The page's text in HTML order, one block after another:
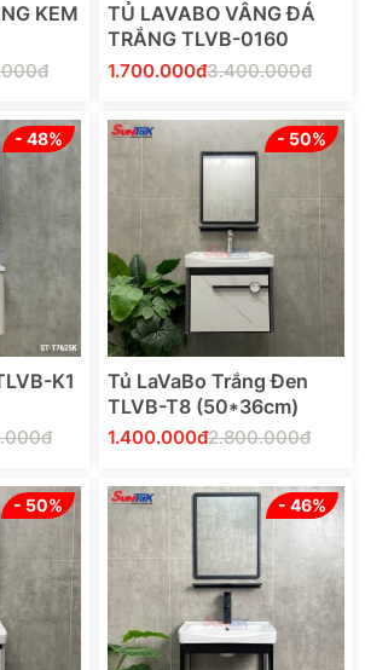
KEM
Thêm Vào Giỏ Hàng
TỦ LAVABO VÂNG ĐÁ
TRẮNG TLVB-0160
1.700.000đ3.400.000đ
- 48%
K1
- 50%
Thêm Vào Giỏ Hàng
Tủ LaVaBo Trắng Đen
TLVB-T8 (50*36cm)
1.400.000đ2.800.000đ
- 50% - 46%